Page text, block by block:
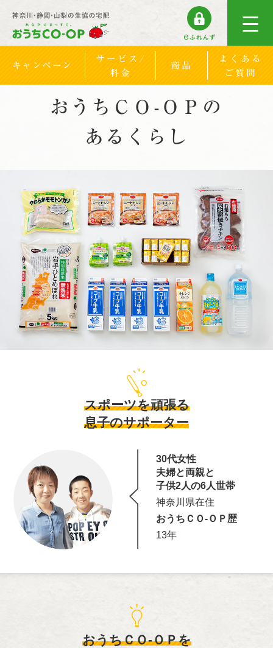
キャンペーン
サービス/
料金
商品
よくある
ご質問
おうちＣＯ-ＯＰの
あるくらし
スポーツを頑張る
息子のサポーター
30代女性
夫婦と両親と
子供2人の6人世帯
神奈川県在住
おうちＣＯ-ＯＰ歴
13年
おうちＣＯ-ＯＰを